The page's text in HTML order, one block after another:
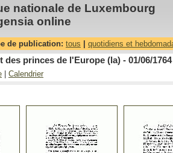
nationale de Luxembourg
online
de publication: tous quotidiens et
des princes de l'Europe (la) - 01/06/1764
Calendrier